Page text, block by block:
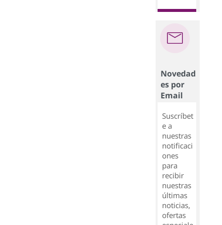
Novedad
es por
Email
Suscríbet
e a
nuestras
notificaci
ones
para
recibir
nuestras
últimas
noticias,
ofertas